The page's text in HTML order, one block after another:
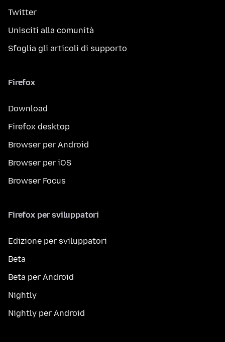
Twitter
Unisciti alla comunità
Sfoglia gli articoli di supporto
Firefox
Download
Firefox desktop
Browser per Android
Browser per iOS
Browser Focus
Firefox per sviluppatori
Edizione per sviluppatori
Beta
Beta per Android
Nightly
Nightly per Android